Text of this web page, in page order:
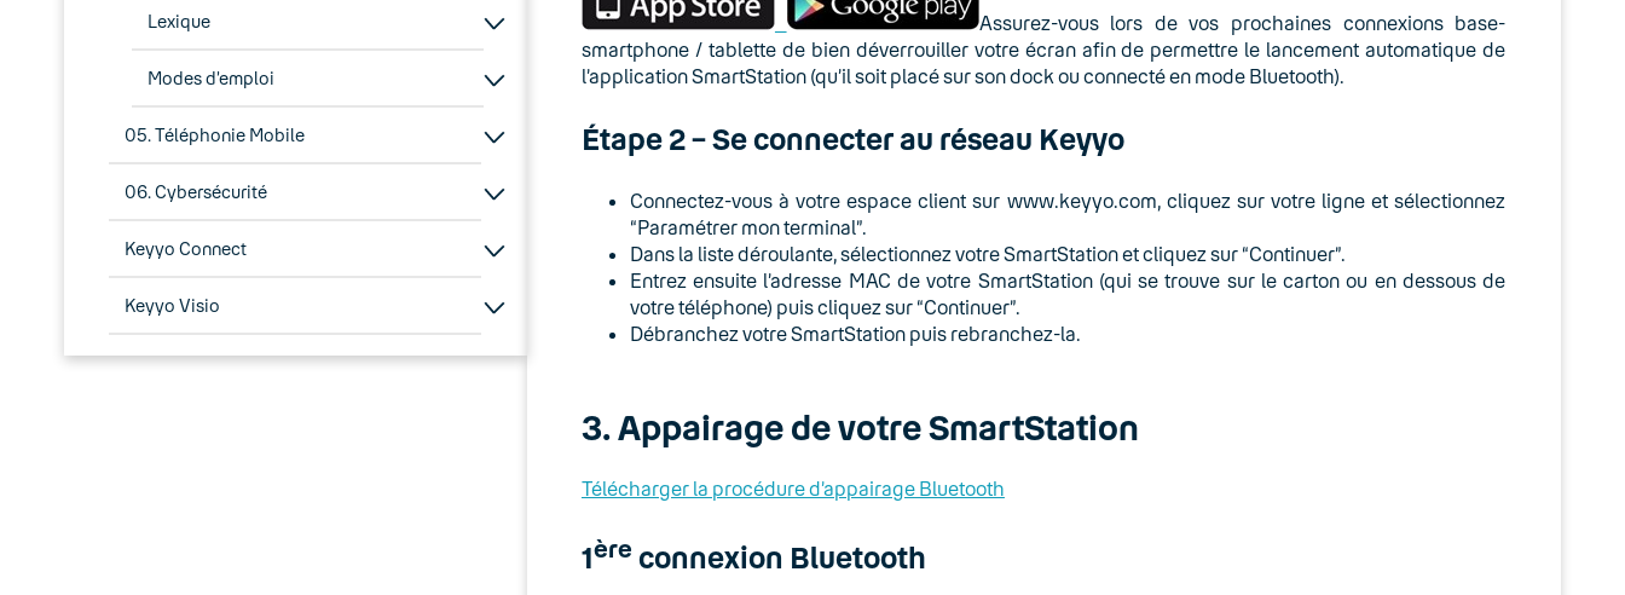
Lexique
Modes d’emploi
05. Téléphonie Mobile
06. Cybersécurité
Keyyo Connect
Keyyo Visio
Assurez-vous lors de vos prochaines connexions base-
smartphone / tablette de bien déverrouiller votre écran afin de permettre le lancement automatique de
l’application SmartStation (qu’il soit placé sur son dock ou connecté en mode Bluetooth).
Étape 2 – Se connecter au réseau Keyyo
Connectez-vous à votre espace client sur www.keyyo.com, cliquez sur votre ligne et sélectionnez
“Paramétrer mon terminal”.
Dans la liste déroulante, sélectionnez votre SmartStation et cliquez sur “Continuer”.
Entrez ensuite l’adresse MAC de votre SmartStation (qui se trouve sur le carton ou en dessous de
votre téléphone) puis cliquez sur “Continuer”.
Débranchez votre SmartStation puis rebranchez-la.
3. Appairage de votre SmartStation
Télécharger la procédure d’appairage Bluetooth
1ère connexion Bluetooth